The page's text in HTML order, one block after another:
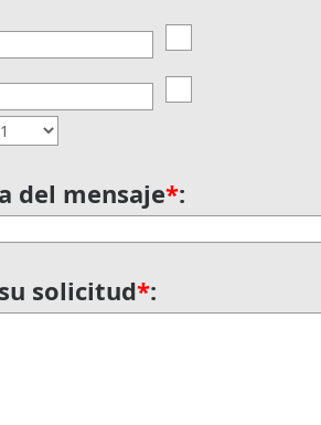
del mensaje*:
solicitud*: